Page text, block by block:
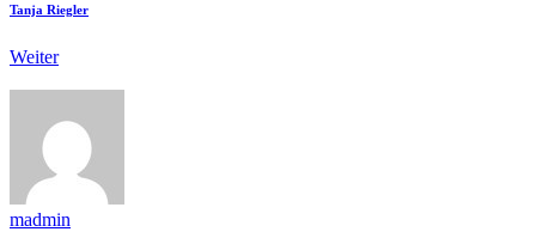
Tanja Riegler
Weiter
madmin